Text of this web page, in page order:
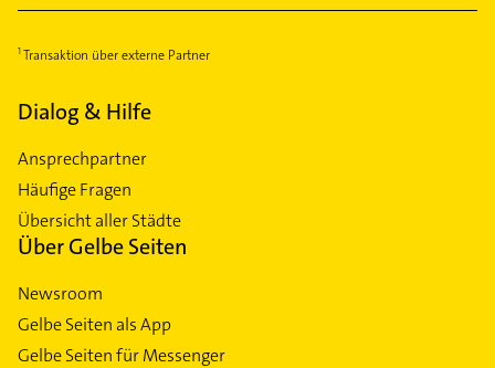
Transaktion über externe Partner
Dialog & Hilfe
Ansprechpartner
Häufige Fragen
Übersicht aller Städte
Über Gelbe Seiten
Newsroom
Gelbe Seiten als App
Gelbe Seiten für Messenger